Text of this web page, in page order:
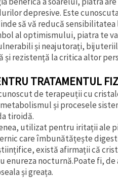
depresive. Este
să vă reducă
al optimismului, piatra te
și neajutorați,
și rezistență la critica altor
TRATAMENTUL
de terapeuții cu
și procesele
tiroidă.
utilizat pentru iritații ale
care îmbunătățește
există afirmații că
enureza nocturnă.Poate fi,
și greața.